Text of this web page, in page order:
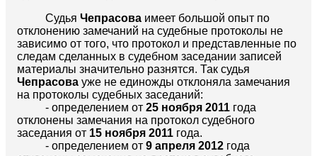
Судья Чепрасова имеет большой опыт по
отклонению замечаний на судебные протоколы не
зависимо от того, что протокол и представленные по
следам сделанных в судебном заседании записей
материалы значительно разнятся. Так судья
Чепрасова уже не единожды отклоняла замечания
на протоколы судебных заседаний:
- определением от 25 ноября 2011 года
отклонены замечания на протокол судебного
заседания от 15 ноября 2011 года.
- определением от 9 апреля 2012 года